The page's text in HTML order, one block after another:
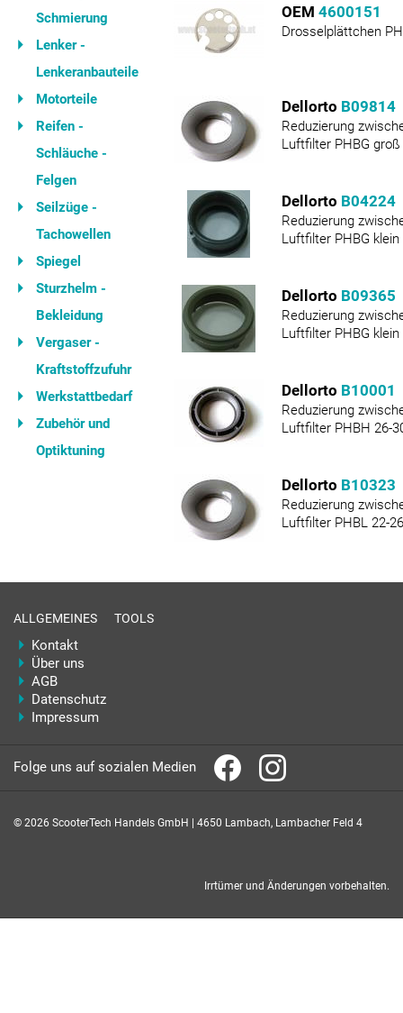
Schmierung
Lenker -
Lenkeranbauteile
Motorteile
Reifen -
Schläuche -
Felgen
Seilzüge -
Tachowellen
Spiegel
Sturzhelm -
Bekleidung
Vergaser -
Kraftstoffzufuhr
Werkstattbedarf
Zubehör und
Optiktuning
OEM 4600151
Drosselplättchen
Dellorto B09814
Reduzierung
Luftfilter PHBG groß
Dellorto B04224
Reduzierung
Luftfilter PHBG klein
Dellorto B09365
Reduzierung
Luftfilter PHBG klein
Dellorto B10001
Reduzierung
Luftfilter PHBH 26-
Dellorto B10323
Reduzierung
Luftfilter PHBL 22-26
ALLGEMEINES
Kontakt
Über uns
AGB
Datenschutz
Impressum
TOOLS
Folge uns auf sozialen Medien
© 2026 ScooterTech Handels GmbH | 4650 Lambach, Lambacher Feld 4
Irrtümer und Änderungen vorbehalten.